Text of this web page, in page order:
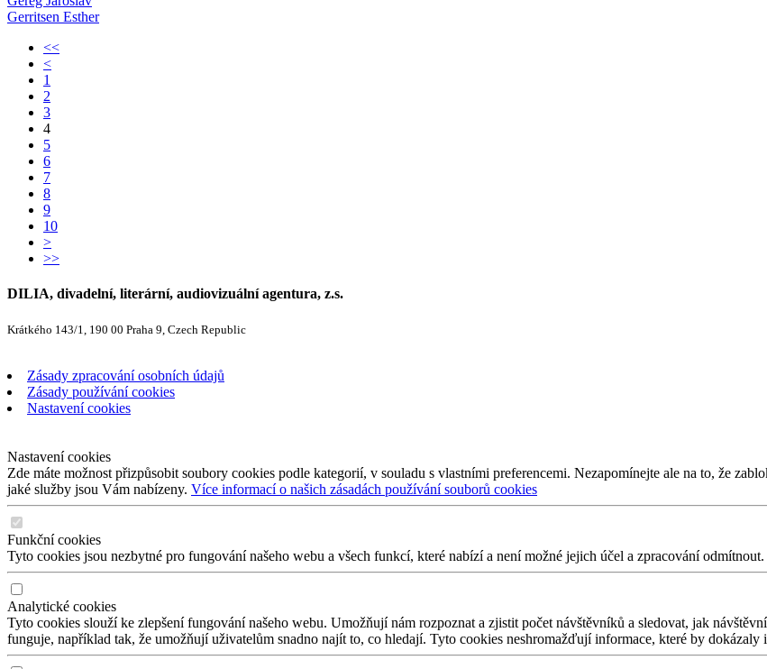
Gerritsen Esther
<<
<
1
2
3
4
5
6
7
8
9
10
>
>>
DILIA, divadelní, literární, audiovizuální agentura, z.s.
Krátkého 143/1, 190 00 Praha 9, Czech Republic
Zásady zpracování osobních údajů
Zásady používání cookies
Nastavení cookies
Nastavení cookies
Zde máte možnost přizpůsobit soubory cookies podle kategorií, v souladu s vlastními preferencemi. Nezapomínejte ale na to, že
jaké služby jsou Vám nabízeny. Více informací o našich zásadách používání souborů cookies
Funkční cookies
Tyto cookies jsou nezbytné pro fungování našeho webu a všech funkcí, které nabízí a není možné jejich účel a zpracování odmítnout.
Analytické cookies
Tyto cookies slouží ke zlepšení fungování našeho webu. Umožňují nám rozpoznat a zjistit počet návštěvníků a sledovat, jak
funguje, například tak, že umožňují uživatelům snadno najít to, co hledají. Tyto cookies neshromažďují informace, které by dokázaly